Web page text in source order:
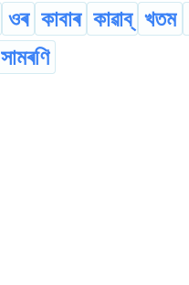
ওৰ কাবাৰ কাৱাব্ খতম
সামৰণি